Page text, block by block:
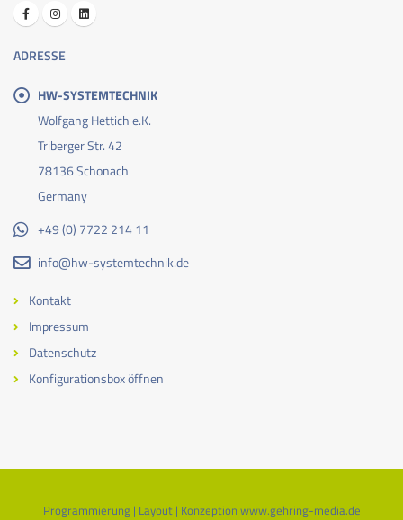
ADRESSE
HW-SYSTEMTECHNIK
Wolfgang Hettich e.K.
Triberger Str. 42
78136 Schonach
Germany
+49 (0) 7722 214 11
info@hw-systemtechnik.de
Kontakt
Impressum
Datenschutz
Konfigurationsbox öffnen
Programmierung | Layout | Konzeption www.gehring-media.de